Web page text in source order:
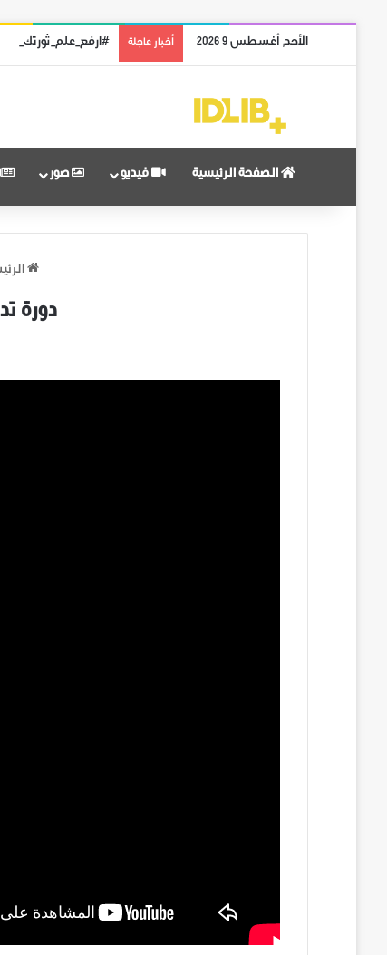
الأحد, أغسطس 9 2026 أخبار عاجلة #ارفع_علم_ثورتك:
الصفحة الرئيسية فيديو صور
دورة